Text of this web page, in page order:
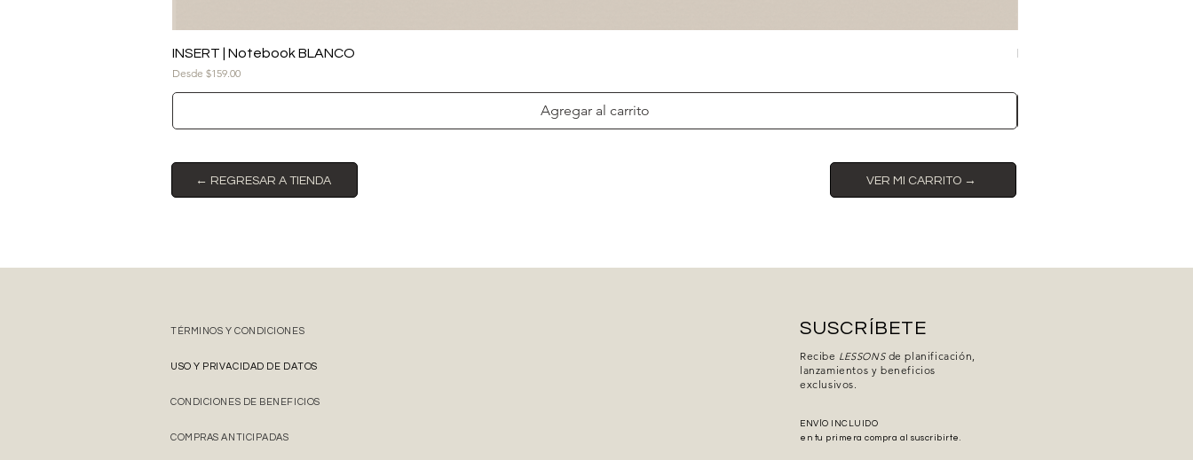
INSERT | Notebook BLANCO
Desde $159.00
Precio de oferta
Agregar al carrito
INSERT | Notebook
← REGRESAR A TIENDA VER MI CARRITO →
TÉRMINOS Y CONDICIONES
USO Y PRIVACIDAD DE DATOS
CONDICIONES DE BENEFICIOS
COMPRAS ANTICIPADAS
SUSCRÍBETE
Recibe LESSONS de planificación,
lanzamientos y beneficios
exclusivos.
ENVÍO INCLUIDO
en tu primera compra al suscribirte.